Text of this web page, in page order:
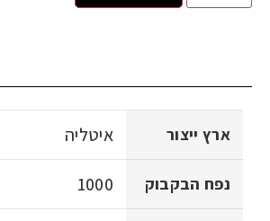
ארץ ייצור איטליה
נפח הבקבוק 1000